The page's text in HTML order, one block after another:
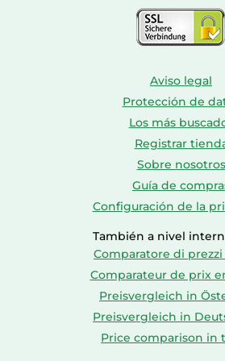
Aviso legal
Protección de
Los más
Registrar
Sobre nosotros
Guía de
Configuración de la
También a nivel
Comparatore di
Comparateur de prix
Preisvergleich in
Preisvergleich in
Price comparison in